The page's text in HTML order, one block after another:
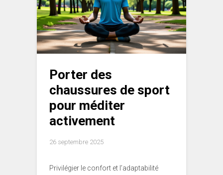
Porter des
chaussures de sport
pour méditer
activement
26 septembre 2025
Privilégier le confort et l’adaptabilité